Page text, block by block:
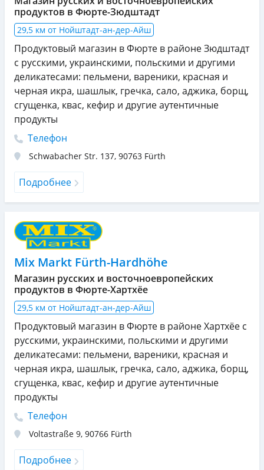
продуктов в Фюрте-Зюдштадт
29,5 км от Нойштадт-ан-дер-Айш
Продуктовый магазин в Фюрте в районе Зюдштадт
с русскими, украинскими, польскими и другими
деликатесами: пельмени, вареники, красная и
черная икра, шашлык, гречка, сало, аджика, борщ,
сгущенка, квас, кефир и другие аутентичные
продукты
Телефон
Schwabacher Str. 137, 90763 Fürth
Подробнее
Mix Markt Fürth-Hardhöhe
Магазин русских и восточноевропейских
продуктов в Фюрте-Хартхёе
29,5 км от Нойштадт-ан-дер-Айш
Продуктовый магазин в Фюрте в районе Хартхёе с
русскими, украинскими, польскими и другими
деликатесами: пельмени, вареники, красная и
черная икра, шашлык, гречка, сало, аджика, борщ,
сгущенка, квас, кефир и другие аутентичные
продукты
Телефон
Voltastraße 9, 90766 Fürth
Подробнее